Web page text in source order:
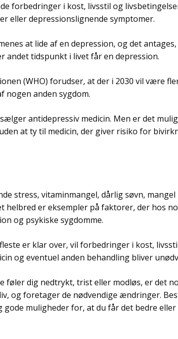
forbedringer i kost, livsstil og
eller depressionslignende symptomer.
at lide af en depression, og det antages,
andet tidspunkt i livet får en depression.
(WHO) forudser, at der i 2030 vil være
nogen anden sygdom.
antidepressiv medicin. Men er det
at ty til medicin, der giver risiko for
stress, vitaminmangel, dårlig søvn,
helbred er eksempler på faktorer, der hos
og psykiske sygdomme.
er klar over, vil forbedringer i kost,
og eventuel anden behandling bliver
føler dig nedtrykt, trist eller modløs, er det
og foretager de nødvendige ændringer.
gode muligheder for, at du får det bedre